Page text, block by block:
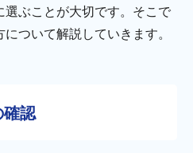
ぶことが大切です。そこで
ついて解説していきます。
認